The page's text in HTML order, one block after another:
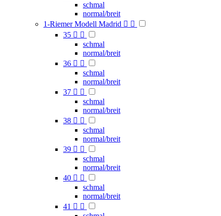
schmal
normal/breit
1-Riemer Modell Madrid  
35  
schmal
normal/breit
36  
schmal
normal/breit
37  
schmal
normal/breit
38  
schmal
normal/breit
39  
schmal
normal/breit
40  
schmal
normal/breit
41  